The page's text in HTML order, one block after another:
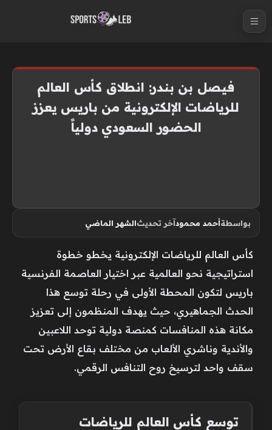
فيصل بن بندر: انطلاق كأس العالم
للرياضات الإلكترونية من باريس يعزز
الحضور السعودي دولياً
بواسطةأحمد محمودآخر تحديثالشهر الماضي
كأس العالم للرياضات الإلكترونية يخطو خطوة
استراتيجية نحو العالمية عبر اختيار العاصمة الفرنسية
باريس لتكون المحطة الأولى في رحلة توسع هذا
الحدث الجماهيري، حيث يهدف المنظمون إلى تعزيز
مكانة هذه المنافسات كمنصة دولية توحد اللاعبين
والأندية وناشري الألعاب من مختلف بقاع الأرض تحت
سقف واحد لترسيخ روح التنافس الرقمي.
توسع كأس العالم للرياضات